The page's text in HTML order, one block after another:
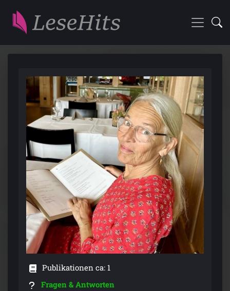
Publikationen ca: 1
Fragen & Antworten